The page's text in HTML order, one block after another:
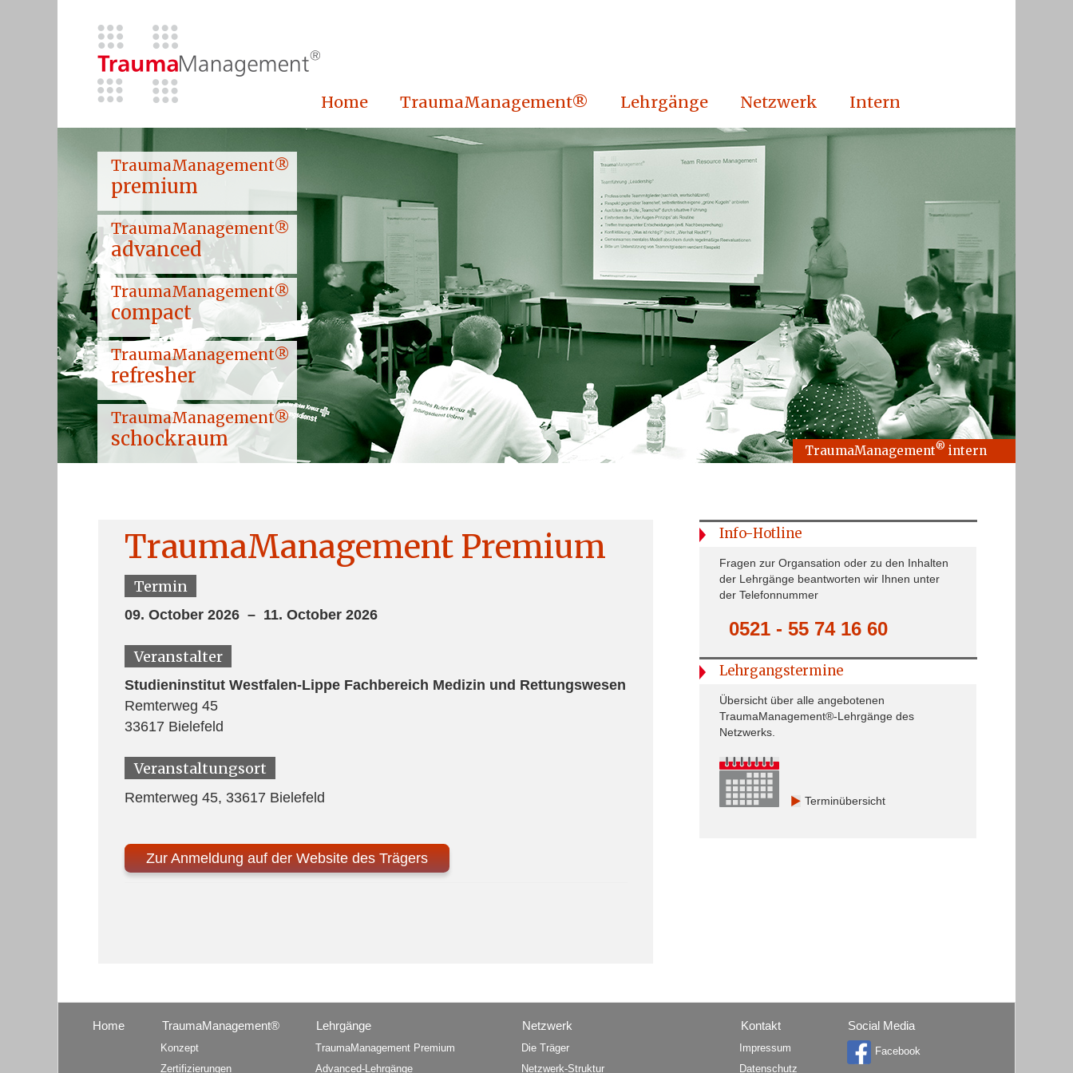
Home TraumaManagement® Lehrgänge Netzwerk Intern
TraumaManagement® intern
TraumaManagement®
premium
TraumaManagement®
advanced
TraumaManagement®
compact
TraumaManagement®
refresher
TraumaManagement®
schockraum
TraumaManagement Premium
Termin
09. October 2026 – 11. October 2026
Veranstalter
Studieninstitut Westfalen-Lippe Fachbereich Medizin und Rettungswesen
Remterweg 45
33617 Bielefeld
Veranstaltungsort
Remterweg 45, 33617 Bielefeld
Zur Anmeldung auf der Website des Trägers
Info-Hotline
Fragen zur Organsation oder zu den Inhalten
der Lehrgänge beantworten wir Ihnen unter
der Telefonnummer
0521 - 55 74 16 60
Lehrgangstermine
Übersicht über alle angebotenen
TraumaManagement®-Lehrgänge des
Netzwerks.
Terminübersicht
Home TraumaManagement®
Konzept
Zertifizierungen
Lehrgänge
TraumaManagement Premium
Advanced-Lehrgänge
Netzwerk
Die Träger
Netzwerk-Struktur
Kontakt
Impressum
Datenschutz
Social Media
Facebook